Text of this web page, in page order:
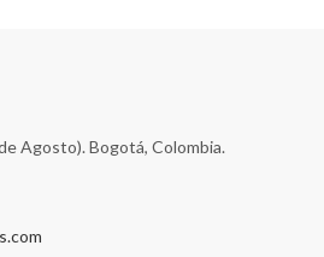
Agosto). Bogotá, Colombia.